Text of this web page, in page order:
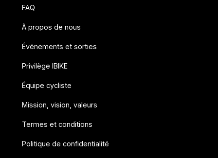
FAQ
À propos de nous
Événements et sorties
Privilège IBIKE
Équipe cycliste
Mission, vision, valeurs
Termes et conditions
Politique de confidentialité